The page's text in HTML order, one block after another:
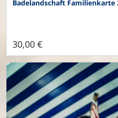
Badelandschaft Familienkarte
30,00 €